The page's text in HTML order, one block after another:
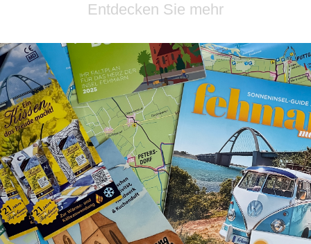
Entdecken Sie mehr